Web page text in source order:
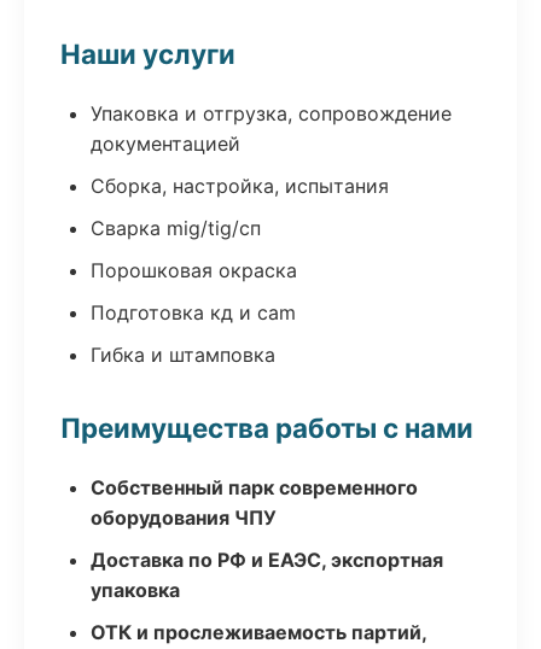
Наши услуги
Упаковка и отгрузка, сопровождение
документацией
Сборка, настройка, испытания
Сварка mig/tig/сп
Порошковая окраска
Подготовка кд и cam
Гибка и штамповка
Преимущества работы с нами
Собственный парк современного
оборудования ЧПУ
Доставка по РФ и ЕАЭС, экспортная
упаковка
ОТК и прослеживаемость партий,